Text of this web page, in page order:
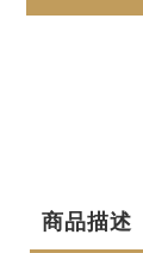
商品描述